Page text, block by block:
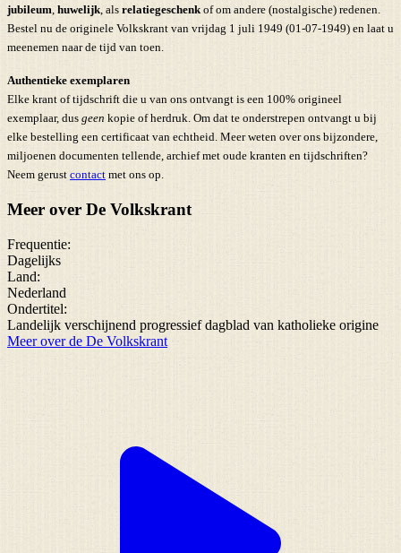
jubileum huwelijk , als relatiegeschenk of om andere (nostalgische) redenen.
Bestel nu de originele Volkskrant van vrijdag 1 juli 1949 (01-07-1949) en laat u
meenemen naar de tijd van toen.
Authentieke exemplaren
Elke krant of tijdschrift die u van ons ontvangt is een 100% origineel
exemplaar, dus geen kopie of herdruk. Om dat te onderstrepen ontvangt u bij
elke bestelling een certificaat van echtheid. Meer weten over ons bijzondere,
miljoenen documenten tellende, archief met oude kranten en tijdschriften?
Neem gerust contact met ons op.
Meer over De Volkskrant
Frequentie:
Dagelijks
Land:
Nederland
Ondertitel:
Landelijk verschijnend progressief dagblad van katholieke origine
Meer over de De Volkskrant